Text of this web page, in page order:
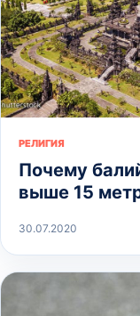
РЕЛИГИЯ
Почему
выше 15
30.07.2020